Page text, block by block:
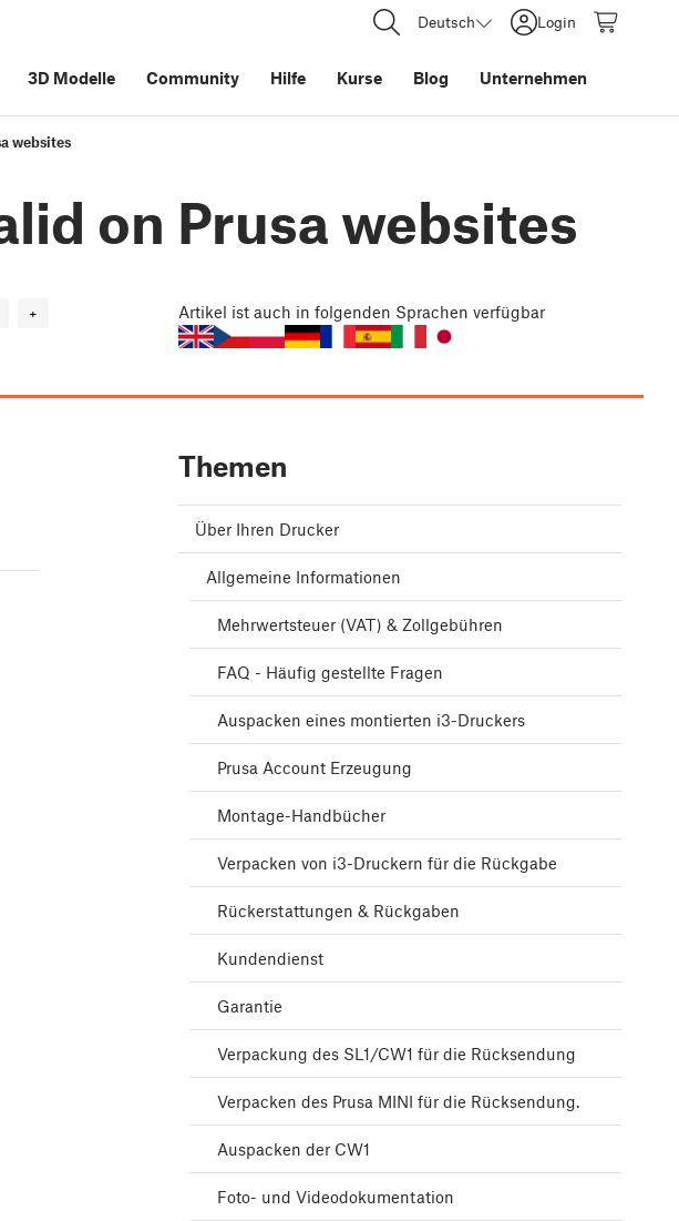
Deutsch Login
3D Modelle Community Hilfe Kurse Blog Unternehmen
websites
on Prusa websites
+ Artikel ist auch in folgenden Sprachen verfügbar
Themen
Über Ihren Drucker
Allgemeine Informationen
Mehrwertsteuer (VAT) & Zollgebühren
FAQ - Häufig gestellte Fragen
Auspacken eines montierten i3-Druckers
Prusa Account Erzeugung
Montage-Handbücher
Verpacken von i3-Druckern für die Rückgabe
Rückerstattungen & Rückgaben
Kundendienst
Garantie
Verpackung des SL1/CW1 für die Rücksendung
Verpacken des Prusa MINI für die Rücksendung.
Auspacken der CW1
Foto- und Videodokumentation